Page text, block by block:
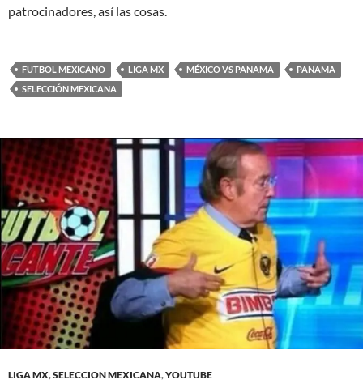
patrocinadores, así las cosas.
FUTBOL MEXICANO LIGA MX MÉXICO VS PANAMA
PANAMA
SELECCIÓN MEXICANA
LIGA MX,SELECCION MEXICANA,YOUTUBE